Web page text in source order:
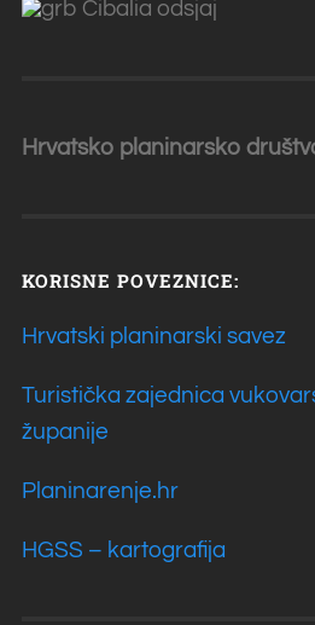
Hrvatsko planinarsko
KORISNE POVEZNICE:
Hrvatski planinarski savez
Turistička zajednica
županije
Planinarenje.hr
HGSS – kartografija